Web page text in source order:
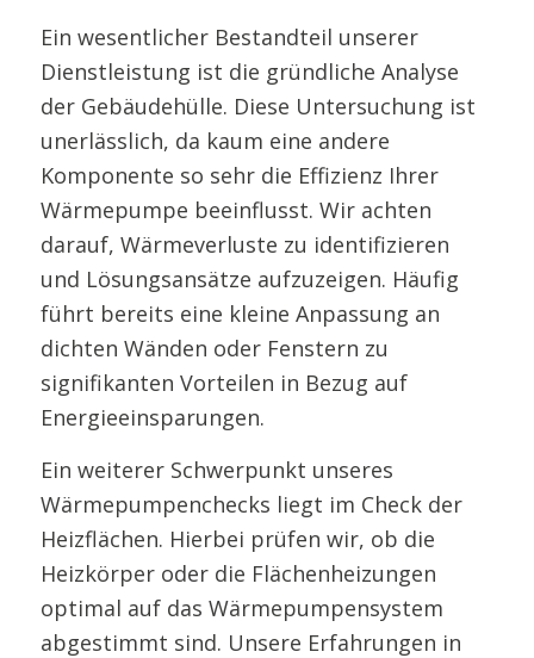
Ein wesentlicher Bestandteil unserer
Dienstleistung ist die gründliche Analyse
der Gebäudehülle. Diese Untersuchung ist
unerlässlich, da kaum eine andere
Komponente so sehr die Effizienz Ihrer
Wärmepumpe beeinflusst. Wir achten
darauf, Wärmeverluste zu identifizieren
und Lösungsansätze aufzuzeigen. Häufig
führt bereits eine kleine Anpassung an
dichten Wänden oder Fenstern zu
signifikanten Vorteilen in Bezug auf
Energieeinsparungen.
Ein weiterer Schwerpunkt unseres
Wärmepumpenchecks liegt im Check der
Heizflächen. Hierbei prüfen wir, ob die
Heizkörper oder die Flächenheizungen
optimal auf das Wärmepumpensystem
abgestimmt sind. Unsere Erfahrungen in